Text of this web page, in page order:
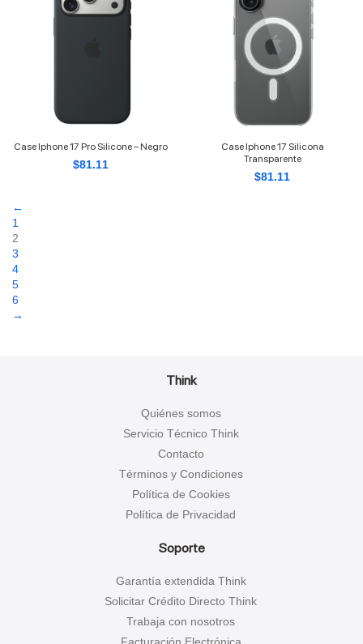
Case Iphone 17 Pro Silicone – Negro
$81.11
Case Iphone 17 Silicona
Transparente
$81.11
←
1
2
3
4
5
6
→
Think
Quiénes somos
Servicio Técnico Think
Contacto
Términos y Condiciones
Política de Cookies
Política de Privacidad
Soporte
Garantía extendida Think
Solicitar Crédito Directo Think
Trabaja con nosotros